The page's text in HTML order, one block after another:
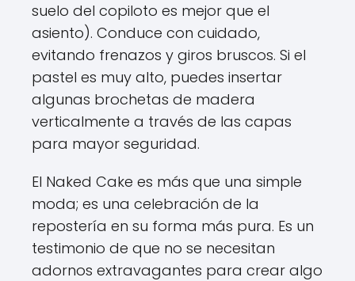
suelo del copiloto es mejor que el
asiento). Conduce con cuidado,
evitando frenazos y giros bruscos. Si el
pastel es muy alto, puedes insertar
algunas brochetas de madera
verticalmente a través de las capas
para mayor seguridad.
El Naked Cake es más que una simple
moda; es una celebración de la
repostería en su forma más pura. Es un
testimonio de que no se necesitan
adornos extravagantes para crear algo